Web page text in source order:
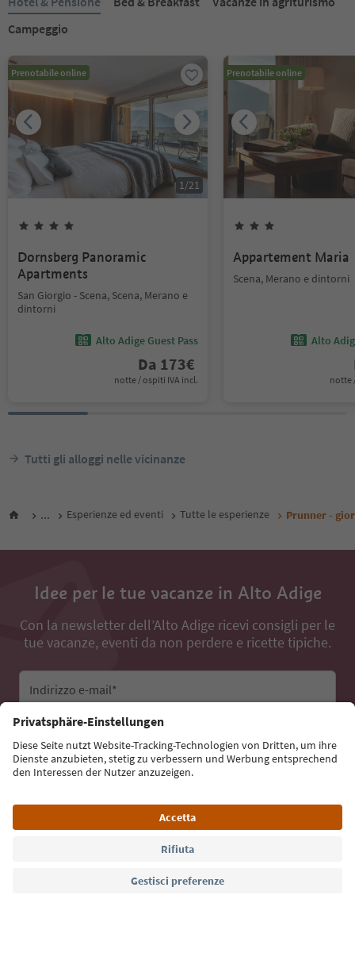
Campeggio
Prenotabile online
1/21
Dornsberg Panoramic
Apartments
San Giorgio - Scena, Scena, Merano e
dintorni
Alto Adige Guest Pass
Da 173€
notte / ospiti IVA incl.
Prenotabile online
Appartement Maria
Scena, Merano e dintorni
Alto
notte
Tutti gli alloggi nelle vicinanze
... Esperienze ed eventi Tutte le esperienze Prunner -
Idee per le tue vacanze in Alto Adige
Con la newsletter dell’Alto Adige ricevi consigli per le
tue vacanze, eventi da non perdere e ricette tipiche.
Indirizzo e-mail*
Iscriviti alla newsletter